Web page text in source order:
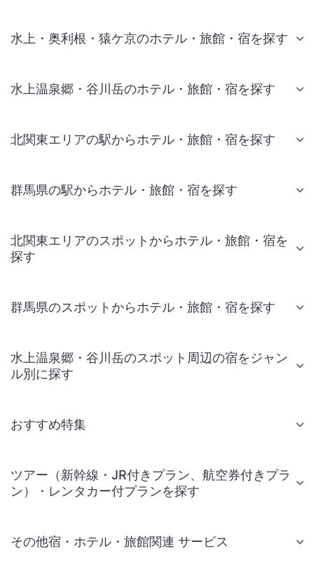
水上・奥利根・猿ケ京のホテル・旅館・宿を探す
水上温泉郷・谷川岳のホテル・旅館・宿を探す
北関東エリアの駅からホテル・旅館・宿を探す
群馬県の駅からホテル・旅館・宿を探す
北関東エリアのスポットからホテル・旅館・宿を
探す
群馬県のスポットからホテル・旅館・宿を探す
水上温泉郷・谷川岳のスポット周辺の宿をジャン
ル別に探す
おすすめ特集
ツアー（新幹線・JR付きプラン、航空券付きプラ
ン）・レンタカー付プランを探す
その他宿・ホテル・旅館関連 サービス